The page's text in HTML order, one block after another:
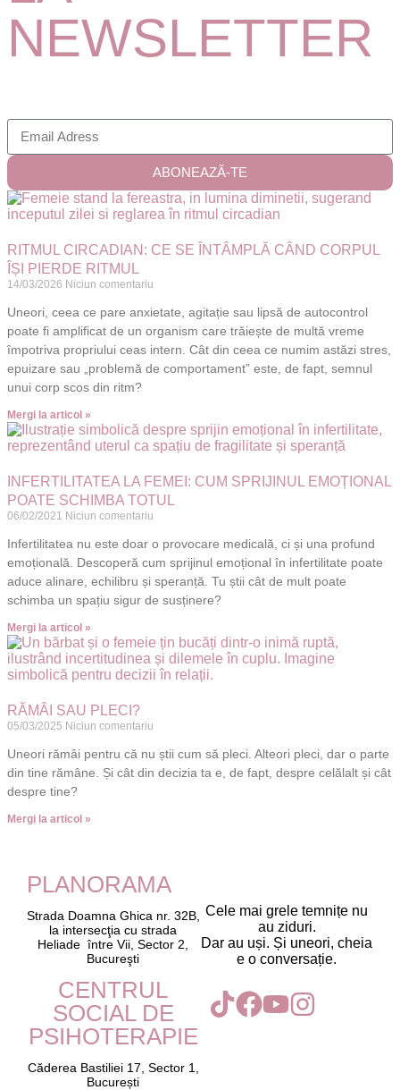
NEWSLETTER
ABONEAZĂ-TE
RITMUL CIRCADIAN: CE SE ÎNTÂMPLĂ CÂND CORPUL
ÎȘI PIERDE RITMUL
14/03/2026 Niciun comentariu
Uneori, ceea ce pare anxietate, agitație sau lipsă de autocontrol
poate fi amplificat de un organism care trăiește de multă vreme
împotriva propriului ceas intern. Cât din ceea ce numim astăzi stres,
epuizare sau „problemă de comportament” este, de fapt, semnul
unui corp scos din ritm?
Mergi la articol »
INFERTILITATEA LA FEMEI: CUM SPRIJINUL EMOȚIONAL
POATE SCHIMBA TOTUL
06/02/2021 Niciun comentariu
Infertilitatea nu este doar o provocare medicală, ci și una profund
emoțională. Descoperă cum sprijinul emoțional în infertilitate poate
aduce alinare, echilibru și speranță. Tu știi cât de mult poate
schimba un spațiu sigur de susținere?
Mergi la articol »
RĂMÂI SAU PLECI?
05/03/2025 Niciun comentariu
Uneori rămâi pentru că nu știi cum să pleci. Alteori pleci, dar o parte
din tine rămâne. Și cât din decizia ta e, de fapt, despre celălalt și cât
despre tine?
Mergi la articol »
Cele mai grele temnițe nu
au ziduri.
Dar au uși. Și uneori, cheia
e o conversație.
PLANORAMA
Strada Doamna Ghica nr. 32B,
la intersecţia cu strada
Heliade între Vii, Sector 2,
Bucureşti
CENTRUL
SOCIAL DE
PSIHOTERAPIE
Căderea Bastiliei 17, Sector 1,
București